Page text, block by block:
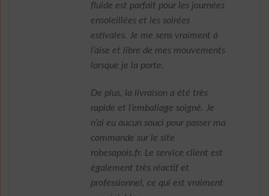
fluide est parfait pour les journées
ensoleillées et les soirées
estivales. Je me sens vraiment à
l’aise et libre de mes mouvements
lorsque je la porte.
De plus, la livraison a été très
rapide et l’emballage soigné. Je
n’ai eu aucun souci pour passer ma
commande sur le site
robesapois.fr. Le service client est
également très réactif et
professionnel, ce qui est vraiment